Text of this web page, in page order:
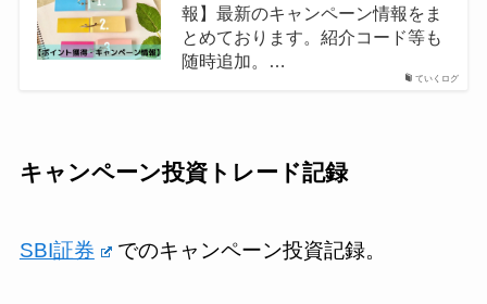
ていくログ
報】最新のキャンペーン情報をま
とめております。紹介コード等も
随時追加。…
キャンペーン投資トレード記録
SBI証券 でのキャンペーン投資記録。